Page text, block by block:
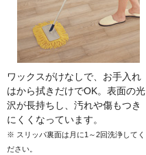
ワックスがけなしで、お手入れ
はから拭きだけでOK。表面の光
沢が長持ちし、汚れや傷もつき
にくくなっています。
※ スリッパ裏面は月に1～2回洗浄してく
ださい。